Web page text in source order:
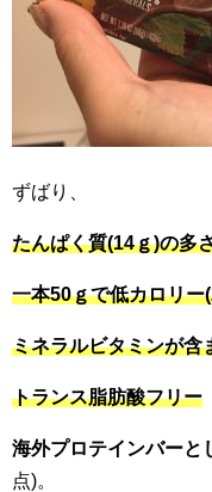
ずばり、
たんぱく質(14ｇ)の多
一本50ｇで低カロリー
ミネラルビタミンが含
トランス脂肪酸フリー
海外プロテインバー
点)。